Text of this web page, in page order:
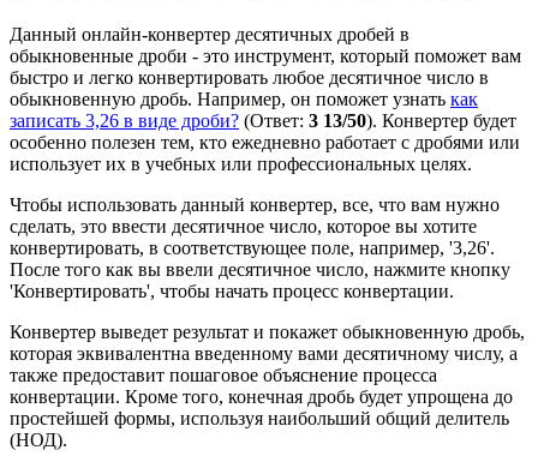
Данный онлайн-конвертер десятичных дробей в
обыкновенные дроби - это инструмент, который поможет вам
быстро и легко конвертировать любое десятичное число в
обыкновенную дробь. Например, он поможет узнать как
записать 3,26 в виде дроби? (Ответ: 3 13/50). Конвертер будет
особенно полезен тем, кто ежедневно работает с дробями или
использует их в учебных или профессиональных целях.
Чтобы использовать данный конвертер, все, что вам нужно
сделать, это ввести десятичное число, которое вы хотите
конвертировать, в соответствующее поле, например, '3,26'.
После того как вы ввели десятичное число, нажмите кнопку
'Конвертировать', чтобы начать процесс конвертации.
Конвертер выведет результат и покажет обыкновенную дробь,
которая эквивалентна введенному вами десятичному числу, а
также предоставит пошаговое объяснение процесса
конвертации. Кроме того, конечная дробь будет упрощена до
простейшей формы, используя наибольший общий делитель
(НОД).